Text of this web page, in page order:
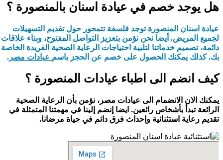
هل يوجد خصم في عيادة اسنان بالمنصورة ؟
عيادة اسنان المنصورة توجد فلسفة تتمحور حول تقديم التسهيلات
لجميع المريض. أيضا نحن نؤمن بتعزيز التواصل المفتوح، وبناء علاقات
دائمة، تصميم خدماتنا لتلبية احتياجات الرعاية الصحية الفريدة الخاصة
بك. كذلك يمكنك الحصول على خصم عن الحجز باسم عيادات مصر.
كيف انضم الى اطباء عيادات المنصورة ؟
يمكنك الان الانضمام الى عيادات مصر، نؤمن بأن الرعاية الصحية
الرائعة تبدأ بأشخاص رائعين. ايضا إنضم إلينا في مهمتنا المتمثلة في
تقديم رعاية استثنائية وإحداث فرق دائم في حياة مرضانا.